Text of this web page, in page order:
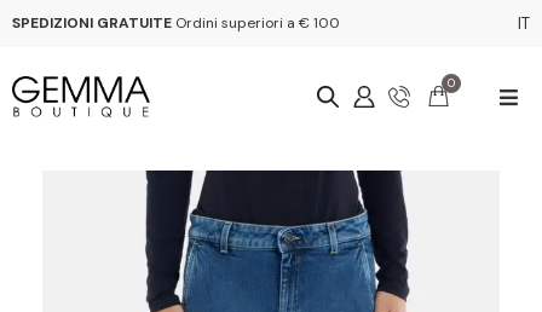
SPEDIZIONI GRATUITE Ordini superiori a € 100 IT
0